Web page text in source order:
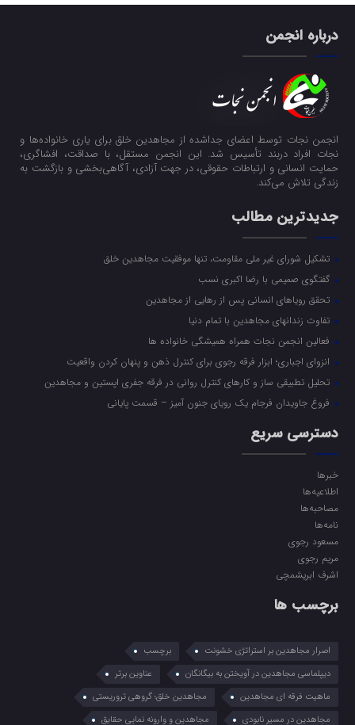
درباره انجمن
انجمن نجات توسط اعضای جداشده از مجاهدین خلق برای یاری خانواده‌ها و
نجات افراد دربند تأسیس شد. این انجمن مستقل، با صداقت، افشاگری،
حمایت انسانی و ارتباطات حقوقی، در جهت آزادی، آگاهی‌بخشی و بازگشت به
زندگی تلاش می‌کند.
جدیدترین مطالب
تشکیل شورای غیر ملی مقاومت، تنها موفقیت مجاهدین خلق
گفتگوی صمیمی با رضا اکبری نسب
تحقق رویاهای انسانی پس از رهایی از مجاهدین
تفاوت زندانهای مجاهدین با تمام دنیا
فعالین انجمن نجات همراه همیشگی خانواده ها
انزوای اجباری؛ ابزار فرقه رجوی برای کنترل ذهن و پنهان کردن واقعیت
تحلیل تطبیقی ساز و کارهای کنترل روانی در فرقه جفری اپستین و مجاهدین
فروغ جاویدان فرجام یک رویای جنون آمیز – قسمت پایانی
دسترسی سریع
خبرها
اطلاعیه‌ها
مصاحبه‌ها
نامه‌ها
مسعود رجوی
مریم رجوی
اشرف ابریشمچی
برچسب ها
اصرار مجاهدین بر استراتژی خشونت
برچسب
دیپلماسی مجاهدین در آویختن به بیگانگان
عناوین برتر
ماهیت فرقه ای مجاهدین
مجاهدین خلق؛ گروهی تروریستی
مجاهدین در مسیر نابودی
مجاهدین و وارونه نمایی حقایق